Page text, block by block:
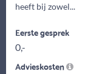
heeft bij zowel...
Eerste gesprek
0,-
Advieskosten